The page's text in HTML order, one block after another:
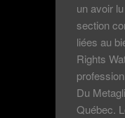
un avoir
section
liées au
Rights
Du
Québec.